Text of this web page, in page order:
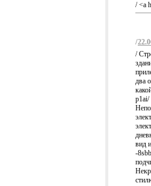
/ <a
/
/
два
p1ai/
вид
-